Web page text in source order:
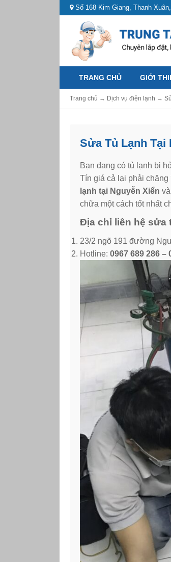
Số 168 Kim Giang, Thanh
TRANG CHỦ GIỚI
Trang chủ → Dịch vụ điện lạnh →
Sửa Tủ Lạnh Tại
Bạn đang có tủ lạnh bị
Tín giá cả lại phải
lạnh tại Nguyễn Xiển
chữa một cách tốt nhất
Địa chỉ liên hệ sửa
23/2 ngõ 191 đường
Hotline: 0967 689 286 –